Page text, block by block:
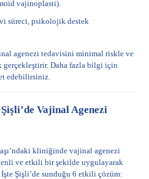
vajinoplasti).
süreci, psikolojik destek
agenezi tedavisini minimal riskle ve
gerçekleştirir. Daha fazla bilgi için
edebilirsiniz.
Vajinal Agenezi
kliniğinde vajinal agenezi
ve etkili bir şekilde uygulayarak
Şişli’de sunduğu 6 etkili çözüm: